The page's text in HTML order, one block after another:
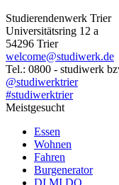
Studierendenwerk Trier
Universitätsring 12 a
54296 Trier
welcome@studiwerk.de
Tel.: 0800 - studiwerk
@studiwerktrier
#studiwerktrier
Meistgesucht
Essen
Wohnen
Fahren
Burgenerator